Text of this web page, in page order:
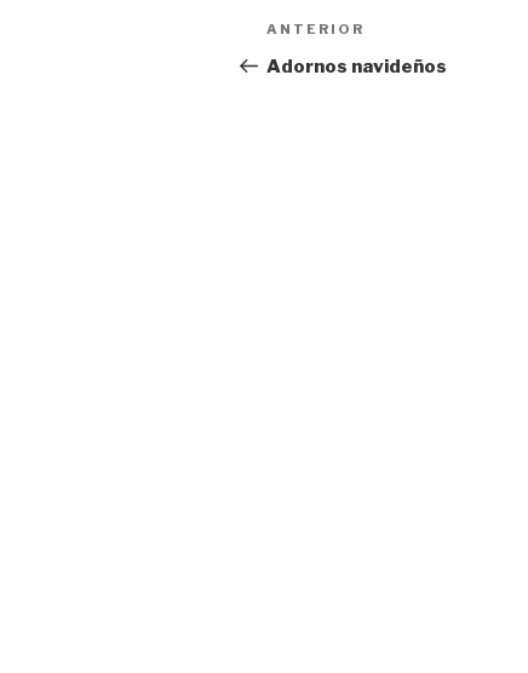
Navegación
de
Entrada
anterior:
ANTERIOR
Adornos navideños